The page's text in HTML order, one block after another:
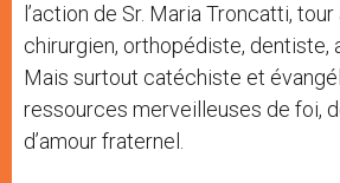
l’action de Sr. Maria Troncatti,
chirurgien, orthopédiste, dentiste,
Mais surtout catéchiste et
ressources merveilleuses de foi,
d’amour fraternel.